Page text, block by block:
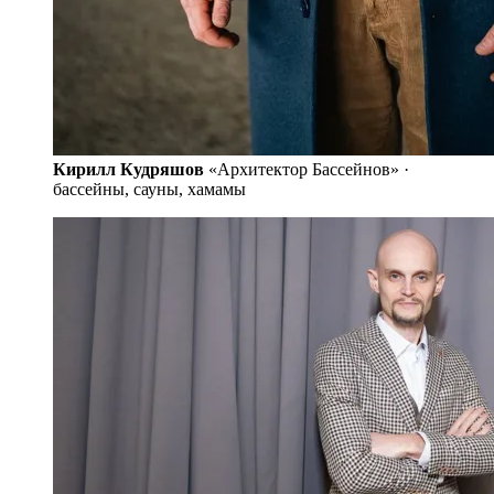
Кирилл Кудряшов «Архитектор Бассейнов» ·
бассейны, сауны, хамамы